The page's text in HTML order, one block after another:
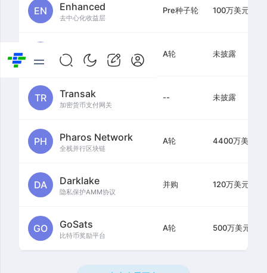
EN Enhanced
去中心化收益层
Pre种子轮 100万美元
加密原生 DeSci 协议
A轮 未披露
TR Transak
加密货币支付网关
-- 未披露
PH Pharos Network
全栈并行区块链
A轮 4400万美元
DA Darklake
隐私保护AMM协议
并购 120万美元
GO GoSats
比特币奖励平台
A轮 500万美元